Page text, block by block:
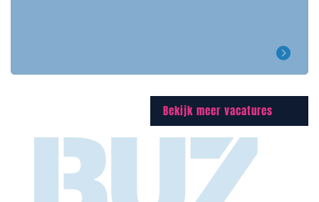
Bekijk meer vacatures